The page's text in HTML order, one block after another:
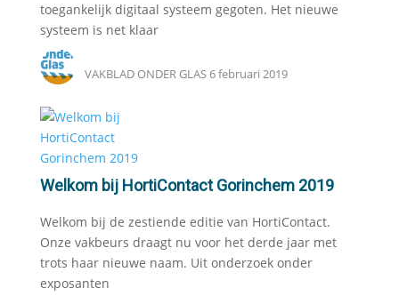
toegankelijk digitaal systeem gegoten. Het nieuwe
systeem is net klaar
VAKBLAD ONDER GLAS6 februari 2019
Welkom bij HortiContact Gorinchem 2019
Welkom bij de zestiende editie van HortiContact.
Onze vakbeurs draagt nu voor het derde jaar met
trots haar nieuwe naam. Uit onderzoek onder
exposanten